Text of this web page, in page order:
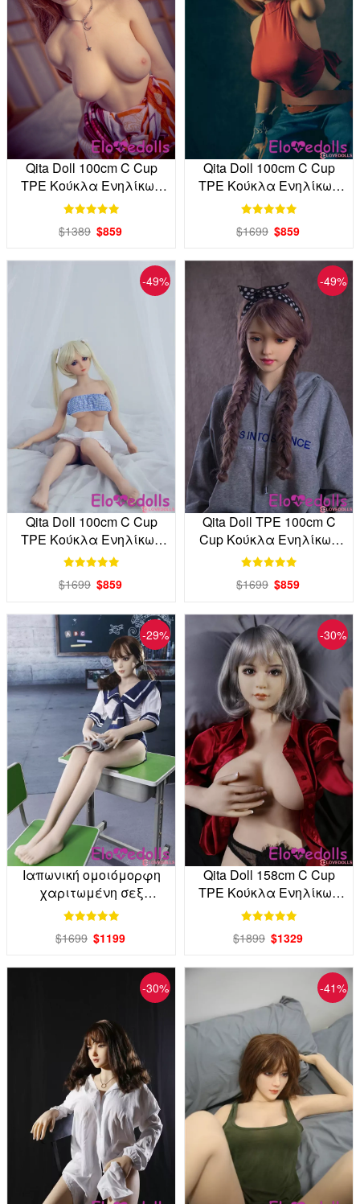
Qita Doll 100cm C Cup
TPE Κούκλα Ενηλίκων
από το εργοστάσιο
$1389 $859
Qita Doll 100cm C Cup
TPE Κούκλα Ενηλίκων
Εργοστάσιο Άμεση
$1699 $859
-49%
Qita Doll 100cm C Cup
TPE Κούκλα Ενηλίκων
από το εργοστάσιο
$1699 $859
-49%
Qita Doll TPE 100cm C
Cup Κούκλα Ενηλίκων
Εργοστάσιο Άμεση
$1699 $859
-29%
Ιαπωνική ομοιόμορφη
χαριτωμένη σεξ
κούκλα, Φτιάξε τη δική
$1699 $1199
-30%
Qita Doll 158cm C Cup
TPE Κούκλα Ενηλίκων
Εργοστάσιο Άμεση
$1899 $1329
-30% -41%